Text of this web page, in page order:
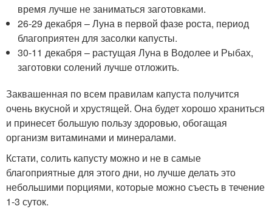
время лучше не заниматься заготовками.
26-29 декабря – Луна в первой фазе роста, период
благоприятен для засолки капусты.
30-11 декабря – растущая Луна в Водолее и Рыбах,
заготовки солений лучше отложить.
Заквашенная по всем правилам капуста получится
очень вкусной и хрустящей. Она будет хорошо храниться
и принесет большую пользу здоровью, обогащая
организм витаминами и минералами.
Кстати, солить капусту можно и не в самые
благоприятные для этого дни, но лучше делать это
небольшими порциями, которые можно съесть в течение
1-3 суток.